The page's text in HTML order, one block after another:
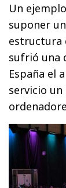
Un
suponer
estructura
sufrió una
España el
servicio un